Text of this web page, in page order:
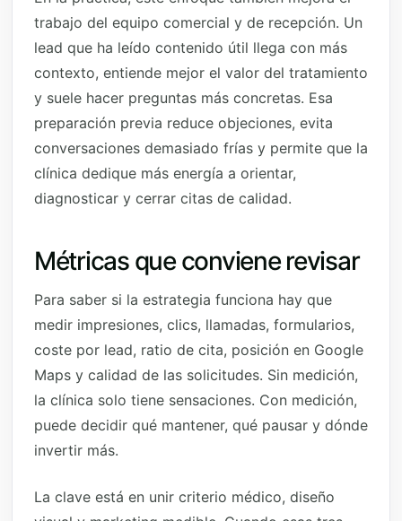
trabajo del equipo comercial y de recepción. Un
lead que ha leído contenido útil llega con más
contexto, entiende mejor el valor del tratamiento
y suele hacer preguntas más concretas. Esa
preparación previa reduce objeciones, evita
conversaciones demasiado frías y permite que la
clínica dedique más energía a orientar,
diagnosticar y cerrar citas de calidad.
Métricas que conviene revisar
Para saber si la estrategia funciona hay que
medir impresiones, clics, llamadas, formularios,
coste por lead, ratio de cita, posición en Google
Maps y calidad de las solicitudes. Sin medición,
la clínica solo tiene sensaciones. Con medición,
puede decidir qué mantener, qué pausar y dónde
invertir más.
La clave está en unir criterio médico, diseño